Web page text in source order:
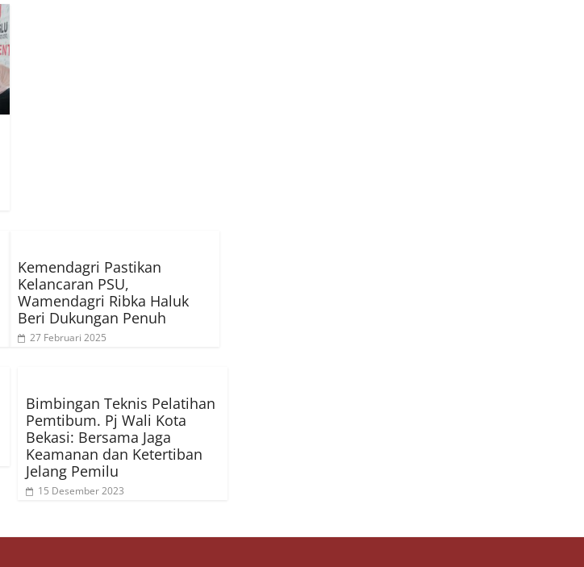
Kemendagri Pastikan
Kelancaran PSU,
Wamendagri Ribka Haluk
Beri Dukungan Penuh
27 Februari 2025
Bimbingan Teknis Pelatihan
Pemtibum. Pj Wali Kota
Bekasi: Bersama Jaga
Keamanan dan Ketertiban
Jelang Pemilu
15 Desember 2023